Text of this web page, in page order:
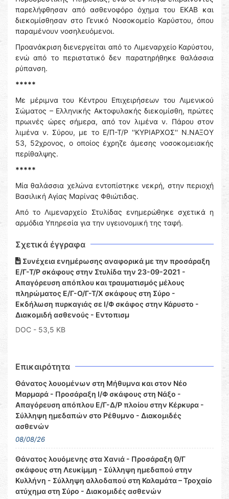
παρελήφθησαν από ασθενοφόρο όχημα του ΕΚΑΒ και
διεκομίσθησαν στο Γενικό Νοσοκομείο Καρύστου, όπου
παραμένουν νοσηλευόμενοι.
Προανάκριση διενεργείται από το Λιμεναρχείο Καρύστου,
ενώ από το περιστατικό δεν παρατηρήθηκε θαλάσσια
ρύπανση.
*****
Με μέριμνα του Κέντρου Επιχειρήσεων του Λιμενικού
Σώματος – Ελληνικής Ακτοφυλακής διεκομίσθη, πρώτες
πρωινές ώρες σήμερα, από τον λιμένα ν. Πάρου στον
λιμένα ν. Σύρου, με το Ε/Π-Τ/Ρ ''ΚΥΡΙΑΡΧΟΣ'' Ν.ΝΑΞΟΥ
53, 52χρονος, ο οποίος έχρηζε άμεσης νοσοκομειακής
περίθαλψης.
*****
Μία θαλάσσια χελώνα εντοπίστηκε νεκρή, στην περιοχή
Βασιλική Αγίας Μαρίνας Φθιώτιδας.
Από το Λιμεναρχείο Στυλίδας ενημερώθηκε σχετικά η
αρμόδια Υπηρεσία για την υγειονομική της ταφή.
Σχετικά έγγραφα
Συνέχεια ενημέρωσης αναφορικά με την προσάραξη
Ε/Γ-Τ/Ρ σκάφους στην Στυλίδα την 23-09-2021 -
Απαγόρευση απόπλου και τραυματισμός μέλους
πληρώματος Ε/Γ-Ο/Γ-Τ/Χ σκάφους στη Σύρο -
Εκδήλωση πυρκαγιάς σε Ι/Φ σκάφος στην Κάρυστο -
Διακομιδή ασθενούς - Εντοπισμ
DOC - 53,5 KB
Επικαιρότητα
Θάνατος λουομένων στη Μήθυμνα και στον Νέο
Μαρμαρά - Προσάραξη Ι/Φ σκάφους στη Νάξο -
Απαγόρευση απόπλου Ε/Γ-Δ/Ρ πλοίου στην Κέρκυρα -
Σύλληψη ημεδαπών στο Ρέθυμνο - Διακομιδές
ασθενών
08/08/26
Θάνατος λουόμενης στα Χανιά - Προσάραξη Θ/Γ
σκάφους στη Λευκίμμη - Σύλληψη ημεδαπού στην
Κυλλήνη - Σύλληψη αλλοδαπού στη Καλαμάτα – Τροχαίο
ατύχημα στη Σύρο - Διακομιδές ασθενών